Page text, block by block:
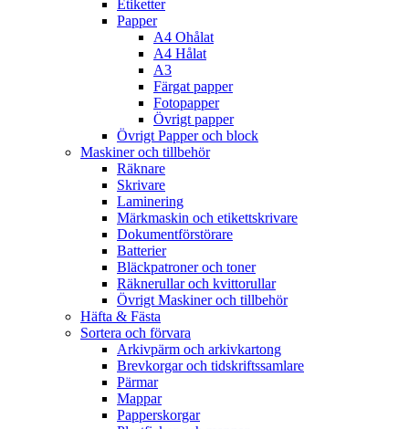
Etiketter
Papper
A4 Ohålat
A4 Hålat
A3
Färgat papper
Fotopapper
Övrigt papper
Övrigt Papper och block
Maskiner och tillbehör
Räknare
Skrivare
Laminering
Märkmaskin och etikettskrivare
Dokumentförstörare
Batterier
Bläckpatroner och toner
Räknerullar och kvittorullar
Övrigt Maskiner och tillbehör
Häfta & Fästa
Sortera och förvara
Arkivpärm och arkivkartong
Brevkorgar och tidskriftssamlare
Pärmar
Mappar
Papperskorgar